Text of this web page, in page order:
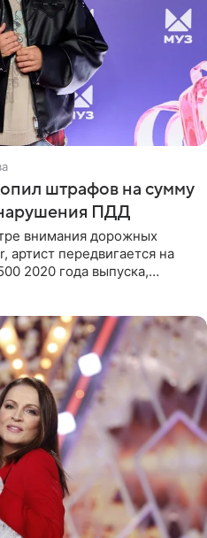
штрафов на сумму
ПДД
внимания дорожных
передвигается на
2020 года выпуска,